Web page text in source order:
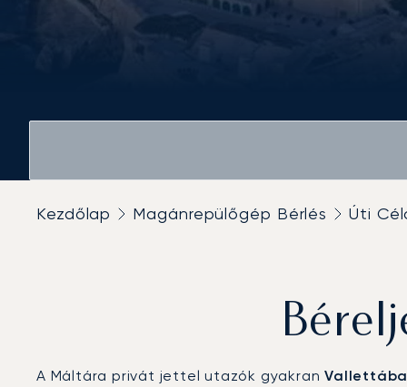
Kezdőlap Magánrepülőgép Bérlés Úti
A Máltára privát jettel utazók gyakran